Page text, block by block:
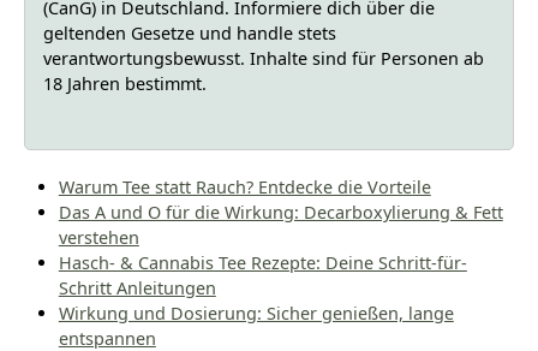
(CanG) in Deutschland. Informiere dich über die
geltenden Gesetze und handle stets
verantwortungsbewusst. Inhalte sind für Personen ab
18 Jahren bestimmt.
Warum Tee statt Rauch? Entdecke die Vorteile
Das A und O für die Wirkung: Decarboxylierung & Fett
verstehen
Hasch- & Cannabis Tee Rezepte: Deine Schritt-für-
Schritt Anleitungen
Wirkung und Dosierung: Sicher genießen, lange
entspannen